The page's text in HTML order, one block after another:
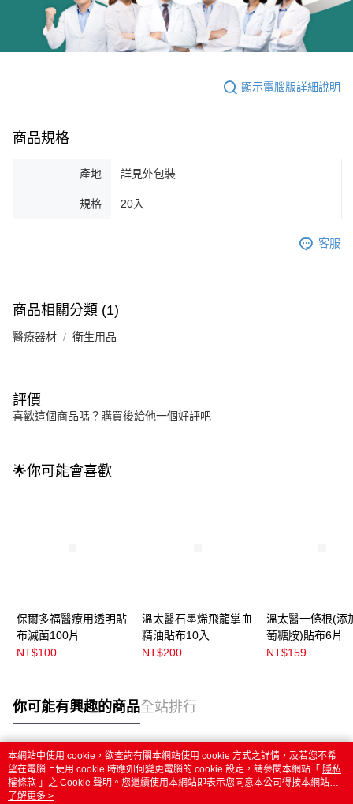
顯示電腦版詳細說明
商品規格
產地 詳見外包裝
規格 20入
客服
商品相關分類 (1)
醫療器材 衛生用品
評價
喜歡這個商品嗎？購買後給他一個好評吧
🌟你可能會喜歡
保爾多福醫療用透明貼
布滅菌100片
NT$100
溫太醫石墨烯飛龍掌血
精油貼布10入
NT$200
溫太醫一條根(添
萄糖胺)貼布6片
NT$159
你可能有興趣的商品全站排行
熱門標籤
本網站中使用 cookie，欲查詢有關本網站使用 cookie 方式之詳情，及若您不希
望在電腦上使用 cookie 時應如何變更電腦的 cookie 設定，請參閱本網站「 隱私
權條款 」之 Cookie 聲明。您繼續使用本網站即表示您同意本公司得按本網站使
用條款之 Cookie 聲明使用 cookie。
了解更多 >